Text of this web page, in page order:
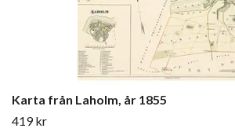
Karta från Laholm, år 1855
419 kr